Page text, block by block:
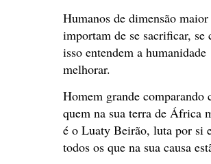
Humanos de dimensão maior
importam de se sacrificar, se
isso entendem a humanidade
melhorar.
Homem grande comparando
quem na sua terra de África
é o Luaty Beirão, luta por si
todos os que na sua causa